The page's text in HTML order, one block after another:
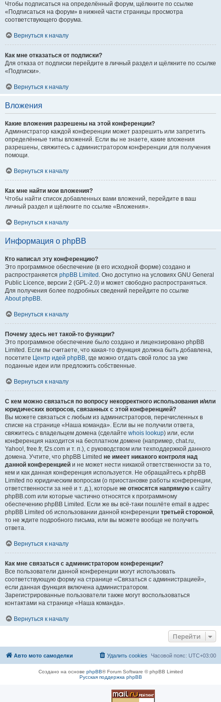
Чтобы подписаться на определённый форум, щёлкните по ссылке
«Подписаться на форум» в нижней части страницы просмотра
соответствующего форума.
Вернуться к началу
Как мне отказаться от подписки?
Для отказа от подписки перейдите в личный раздел и щёлкните по ссылке
«Подписки».
Вернуться к началу
Вложения
Какие вложения разрешены на этой конференции?
Администратор каждой конференции может разрешить или запретить
определённые типы вложений. Если вы не знаете, какие вложения
разрешены, свяжитесь с администратором конференции для получения
помощи.
Вернуться к началу
Как мне найти мои вложения?
Чтобы найти список добавленных вами вложений, перейдите в ваш
личный раздел и щёлкните по ссылке «Вложения».
Вернуться к началу
Информация о phpBB
Кто написал эту конференцию?
Это программное обеспечение (в его исходной форме) создано и
распространяется phpBB Limited . Оно доступно на условиях GNU General
Public Licence, версии 2 (GPL-2.0) и может свободно распространяться.
Для получения более подробных сведений перейдите по ссылке
About phpBB.
Вернуться к началу
Почему здесь нет такой-то функции?
Это программное обеспечение было создано и лицензировано phpBB
Limited. Если вы считаете, что какая-то функция должна быть добавлена,
посетите Центр идей phpBB, где можно отдать свой голос за уже
поданные идеи или предложить собственные.
Вернуться к началу
С кем можно связаться по вопросу некорректного использования и/или
юридических вопросов, связанных с этой конференцией?
Вы можете связаться с любым из администраторов, перечисленных в
списке на странице «Наша команда». Если вы не получили ответа,
свяжитесь с владельцем домена (сделайте whois lookup) или, если
конференция находится на бесплатном домене (например, chat.ru,
Yahoo!, free.fr, f2s.com и т. п.), с руководством или техподдержкой данного
домена. Учтите, что phpBB Limited не имеет никакого контроля над
данной конференцией и не может нести никакой ответственности за то,
кем и как данная конференция используется. Не обращайтесь к phpBB
Limited по юридическим вопросам (о приостановке работы конференции,
ответственности за неё и т. д.), которые не относятся напрямую к сайту
phpBB.com или которые частично относятся к программному
обеспечению phpBB Limited. Если же вы всё-таки пошлёте email в адрес
phpBB Limited об использовании данной конференции третьей стороной,
то не ждите подробного письма, или вы можете вообще не получить
ответа.
Вернуться к началу
Как мне связаться с администратором конференции?
Все пользователи данной конференции могут использовать
соответствующую форму на странице «Связаться с администрацией»,
если данная функция включена администратором.
Зарегистрированные пользователи также могут воспользоваться
контактами на странице «Наша команда».
Вернуться к началу
Перейти
Авто мото самоделки Часовой пояс: UTC+03:00
Удалить cookies
Создано на основе phpBB® Forum Software © phpBB Limited
Русская поддержка phpBB